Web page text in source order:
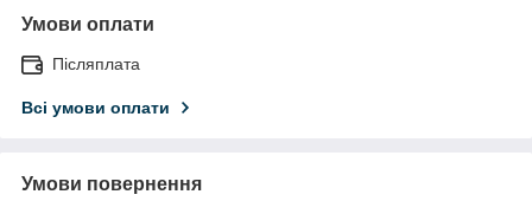
Умови оплати
Післяплата
Всі умови оплати
Умови повернення